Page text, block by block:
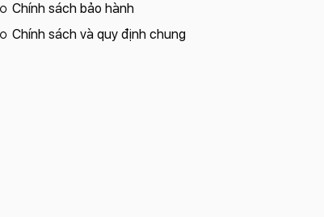
Chính sách bảo hành
Chính sách và quy định chung